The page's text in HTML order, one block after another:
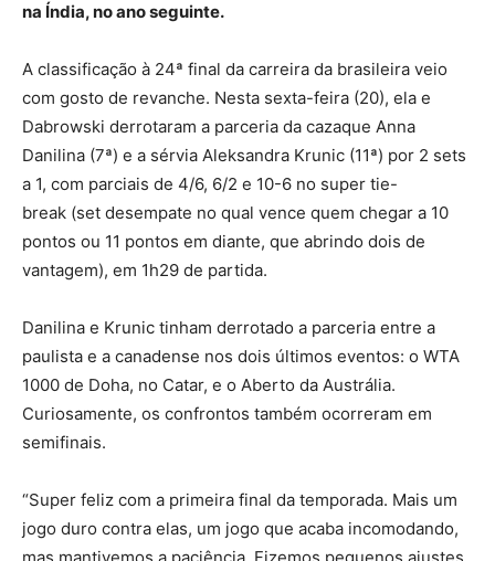
na Índia, no ano seguinte.
A classificação à 24ª final da carreira da brasileira veio
com gosto de revanche. Nesta sexta-feira (20), ela e
Dabrowski derrotaram a parceria da cazaque Anna
Danilina (7ª) e a sérvia Aleksandra Krunic (11ª) por 2 sets
a 1, com parciais de 4/6, 6/2 e 10-6 no super tie-
break (set desempate no qual vence quem chegar a 10
pontos ou 11 pontos em diante, que abrindo dois de
vantagem), em 1h29 de partida.
Danilina e Krunic tinham derrotado a parceria entre a
paulista e a canadense nos dois últimos eventos: o WTA
1000 de Doha, no Catar, e o Aberto da Austrália.
Curiosamente, os confrontos também ocorreram em
semifinais.
“Super feliz com a primeira final da temporada. Mais um
jogo duro contra elas, um jogo que acaba incomodando,